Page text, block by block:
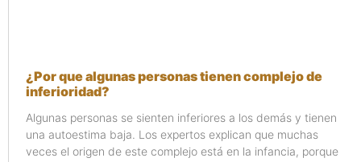
¿Por que algunas personas tienen complejo de
inferioridad?
Algunas personas se sienten inferiores a los demás y tienen
una autoestima baja. Los expertos explican que muchas
veces el origen de este complejo está en la infancia, porque